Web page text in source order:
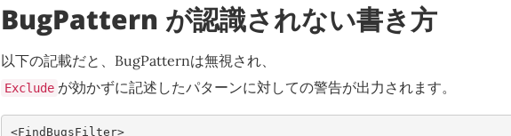
BugPattern が認識されない書き方
以下の記載だと、BugPatternは無視され、
Exclude が効かずに記述したパターンに対しての警告が出力されます。
<FindBugsFilter>